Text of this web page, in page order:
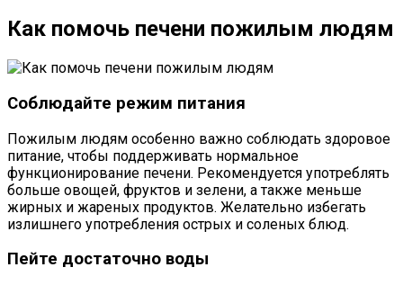
Как помочь печени пожилым людям
Соблюдайте режим питания
Пожилым людям особенно важно соблюдать здоровое
питание, чтобы поддерживать нормальное
функционирование печени. Рекомендуется употреблять
больше овощей, фруктов и зелени, а также меньше
жирных и жареных продуктов. Желательно избегать
излишнего употребления острых и соленых блюд.
Пейте достаточно воды